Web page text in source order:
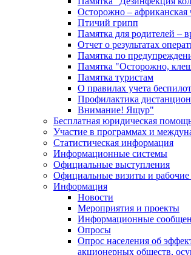
Осторожно – африканская
Птичий грипп
Памятка для родителей –
Отчет о результатах
Памятка по
Памятка "Осторожно,
Памятка туристам
О правилах учета
Профилактика
Внимание! Ящур"
Бесплатная юридическая
Участие в программах и
Статистическая информация
Информационные системы
Официальные выступления
Официальные визиты и рабочие
Информация
Новости
Мероприятия и проекты
Информационные
Опросы
Опрос населения об
акционерных обществ,